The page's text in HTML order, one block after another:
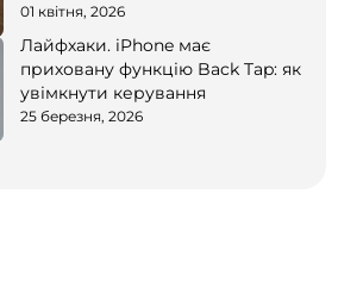
01 квітня, 2026
Лайфхаки. iPhone має
приховану функцію Back Tap: як
увімкнути керування
25 березня, 2026